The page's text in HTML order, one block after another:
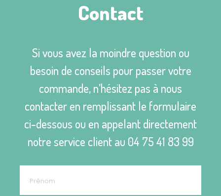
Contact
Si vous avez la moindre question ou
besoin de conseils pour passer votre
commande, n’hésitez pas à nous
contacter en remplissant le formulaire
ci-dessous ou en appelant directement
notre service client au 04 75 41 83 99